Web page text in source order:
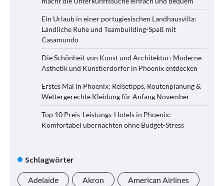
Ein Urlaub in einer portugiesischen Landhausvilla:
Ländliche Ruhe und Teambuilding-Spaß mit
Casamundo
Die Schönheit von Kunst und Architektur: Moderne
Ästhetik und Künstlerdörfer in Phoenix entdecken
Erstes Mal in Phoenix: Reisetipps, Routenplanung &
Wettergerechte Kleidung für Anfang November
Top 10 Preis-Leistungs-Hotels in Phoenix:
Komfortabel übernachten ohne Budget-Stress
Schlagwörter
Adelaide Akron American Airlines